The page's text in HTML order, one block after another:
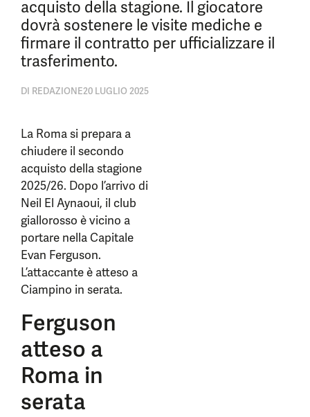
acquisto della stagione. Il giocatore
dovrà sostenere le visite mediche e
firmare il contratto per ufficializzare il
trasferimento.
DI REDAZIONE20 LUGLIO 2025
La Roma si prepara a
chiudere il secondo
acquisto della stagione
2025/26. Dopo l’arrivo di
Neil El Aynaoui, il club
giallorosso è vicino a
portare nella Capitale
Evan Ferguson.
L’attaccante è atteso a
Ciampino in serata.
Ferguson
atteso a
Roma in
serata